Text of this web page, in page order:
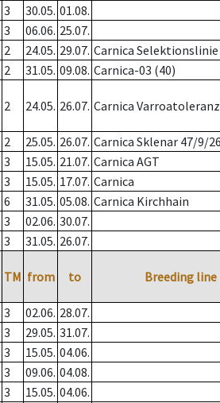
3 30.05. 01.08.
3 06.06. 25.07.
2 24.05. 29.07. Carnica Selektionslinie
2 31.05. 09.08. Carnica-03 (40)
2 24.05. 26.07. Carnica Varroatoleranz
2 25.05. 26.07. Carnica Sklenar 47/9/
3 15.05. 21.07. Carnica AGT
3 15.05. 17.07. Carnica
6 31.05. 05.08. Carnica Kirchhain
3 02.06. 30.07.
3 31.05. 26.07.
TM from to Breeding line
3 02.06. 28.07.
3 29.05. 31.07.
3 15.05. 04.06.
3 09.06. 04.08.
3 15.05. 04.06.